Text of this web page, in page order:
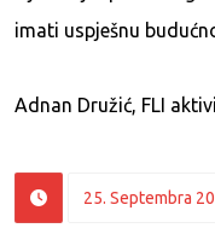
imati uspješnu
Adnan Družić, FLI
25. Septembra